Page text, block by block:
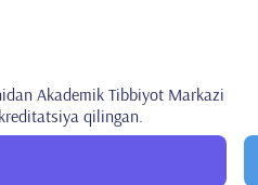
Akademik Tibbiyot Markazi
qilingan.